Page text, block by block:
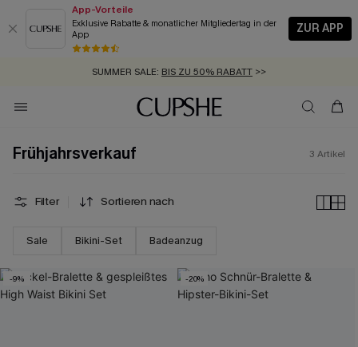
App-Vorteile
Exklusive Rabatte & monatlicher Mitgliedertag in der
App
ZUR APP
GRATIS MASSBAND MIT JEDEM SCHNELLVERSAND-ARTIKEL >>
SUMMER SALE: BIS ZU 50% RABATT >>
ZUM NEWSLETTER:BIS ZU -20% EXTRA ERHALTEN
KOSTENLOSER VERSAND AB 89 €
Frühjahrsverkauf 3 Artikel
Filter Sortieren nach
Sale Bikini-Set Badeanzug
-9% -20%